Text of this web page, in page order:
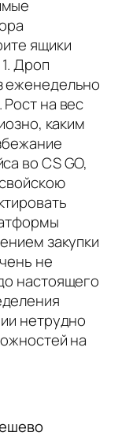
ящики
Дроп
еженедельно
на вес
каким
во CS GO,
закупки
не
настоящего
нетрудно
на